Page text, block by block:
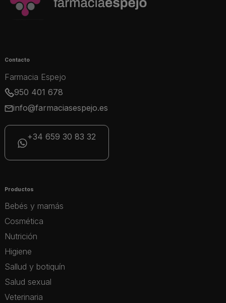
Contacto
Farmacia Espejo
950 401 678
info@farmaciasespejo.es
+34 659 30 83 32
Productos
Bebés y mamás
Cosmética
Nutrición
Higiene
Sallud y botiquín
Salud sexual
Veterinaria